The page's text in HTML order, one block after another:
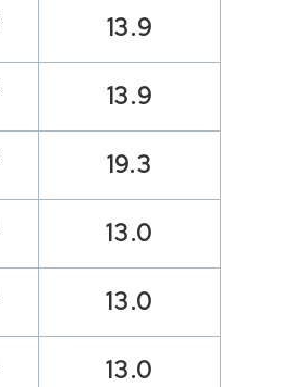
13.9
13.9
19.3
13.0
13.0
13.0